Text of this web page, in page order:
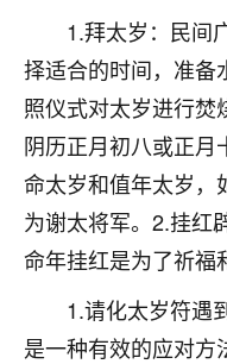
1.拜太岁：民间
择适合的时间，准备
照仪式对太岁进行焚
阴历正月初八或正月
命太岁和值年太岁，
为谢太将军。2.挂红
命年挂红是为了祈福
1.请化太岁符遇
是一种有效的应对方
之后，心情豁然
果问题。今年以
了，老师说境随
鹿森：是的，
触，首先就是
不由人！
1天前 来自四川
金白水清
我也想找老师看